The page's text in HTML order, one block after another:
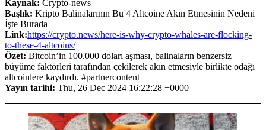
Kaynak: Crypto-news
Başlık: Kripto Balinalarının Bu 4 Altcoine Akın Etmesinin Nedeni
İşte Burada
Link:https://crypto.news/here-is-why-crypto-whales-are-flocking-
to-these-4-altcoins/
Özet: Bitcoin’in 100.000 doları aşması, balinaların benzersiz
büyüme faktörleri tarafından çekilerek akın etmesiyle birlikte odağı
altcoinlere kaydırdı. #partnercontent
Yayın tarihi: Thu, 26 Dec 2024 16:22:28 +0000